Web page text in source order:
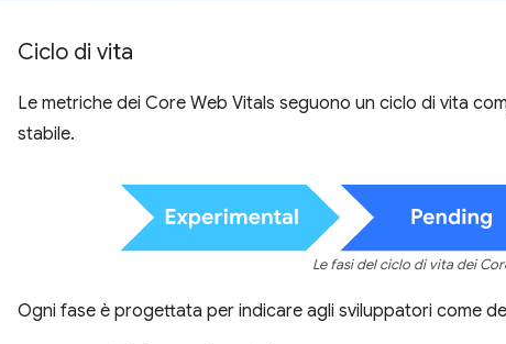
Ciclo di vita
Le metriche dei Core Web Vitals seguono un ciclo di vita
stabile.
Le fasi del ciclo di vita dei
Ogni fase è progettata per indicare agli sviluppatori come